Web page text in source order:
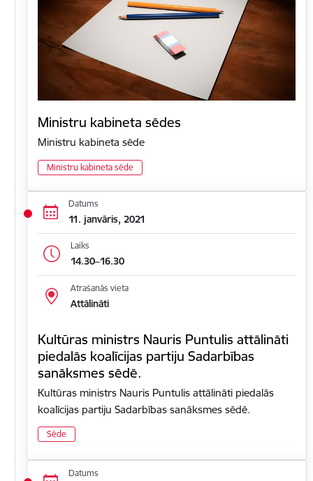
Ministru kabineta sēdes
Ministru kabineta sēde
Ministru kabineta sēde
Datums
11. janvāris, 2021
Laiks
14.30–16.30
Atrašanās vieta
Attālināti
Kultūras ministrs Nauris Puntulis attālināti
piedalās koalīcijas partiju Sadarbības
sanāksmes sēdē.
Kultūras ministrs Nauris Puntulis attālināti piedalās
koalīcijas partiju Sadarbības sanāksmes sēdē.
Sēde
Datums